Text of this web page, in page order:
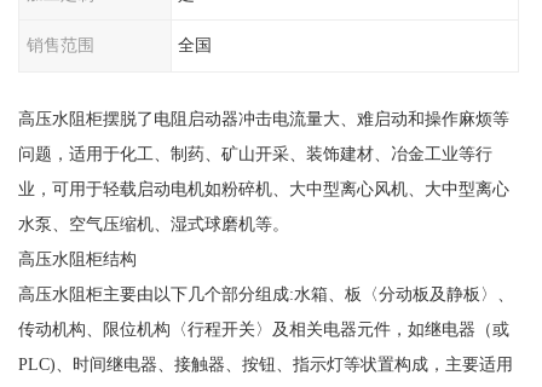
销售范围 全国
高压水阻柜摆脱了电阻启动器冲击电流量大、难启动和操作麻烦等
问题，适用于化工、制药、矿山开采、装饰建材、冶金工业等行
业，可用于轻载启动电机如粉碎机、大中型离心风机、大中型离心
水泵、空气压缩机、湿式球磨机等。
高压水阻柜结构
高压水阻柜主要由以下几个部分组成:水箱、板〈分动板及静板〉、
传动机构、限位机构〈行程开关〉及相关电器元件，如继电器（或
PLC)、时间继电器、接触器、按钮、指示灯等状置构成，主要适用